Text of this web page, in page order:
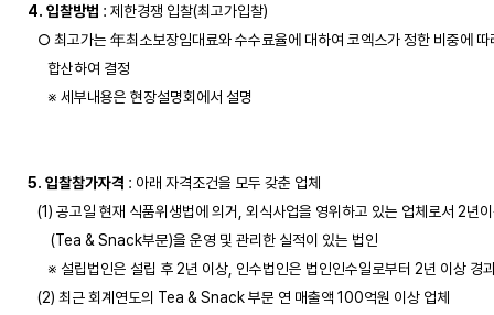
4. 입찰방법 : 제한경쟁 입찰(최고가입찰)
○ 최고가는 年최소보장임대료와 수수료율에 대하여 코엑스가 정한 비중에
      합산하여 결정
      ※ 세부내용은 현장설명회에서 설명
5. 입찰참가자격 : 아래 자격조건을 모두 갖춘 업체
(1) 공고일 현재 식품위생법에 의거, 외식사업을 영위하고 있는 업체로서 2년
       (Tea & Snack부문)을 운영 및 관리한 실적이 있는 법인
※ 설립법인은 설립 후 2년 이상, 인수법인은 법인인수일로부터 2년 이상 경
   (2) 최근 회계연도의 Tea & Snack 부문 연 매출액 100억원 이상 업체